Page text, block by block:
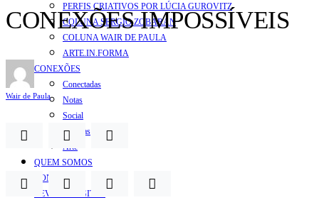
PERFIS CRIATIVOS POR LÚCIA GUROVITZ
COLUNA SERGIO ZOBARAN
COLUNA WAIR DE PAULA
ARTE.IN.FORMA
CONEXÕES
Conectadas
Notas
Social
Mostras
Arte
QUEM SOMOS
CONTATO
REVISTA DIGITAL
CONEXÕES IMPOSSÍVEIS
Wair de Paula